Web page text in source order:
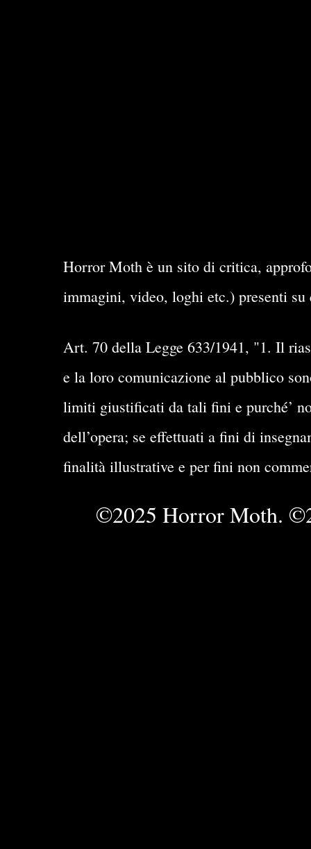
Horror Moth è un sito di critica,
immagini, video, loghi etc.) presenti
Art. 70 della Legge 633/1941, "1. Il
e la loro comunicazione al pubblico
limiti giustificati da tali fini e purché’
dell’opera; se effettuati a fini di
finalità illustrative e per fini non
©2025 Horror Moth.